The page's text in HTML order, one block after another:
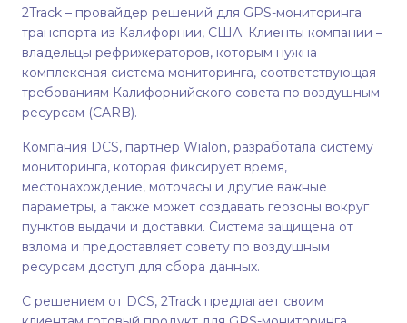
2Track – провайдер решений для GPS-мониторинга
транспорта из Калифорнии, США. Клиенты компании –
владельцы рефрижераторов, которым нужна
комплексная система мониторинга, соответствующая
требованиям Калифорнийского совета по воздушным
ресурсам (CARB).
Компания DCS, партнер Wialon, разработала систему
мониторинга, которая фиксирует время,
местонахождение, моточасы и другие важные
параметры, а также может создавать геозоны вокруг
пунктов выдачи и доставки. Система защищена от
взлома и предоставляет совету по воздушным
ресурсам доступ для сбора данных.
С решением от DCS, 2Track предлагает своим